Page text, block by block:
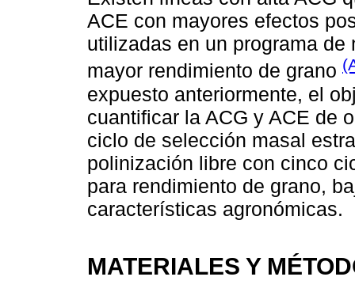
ACE con mayores efectos
utilizadas en un programa
mayor rendimiento de grano
expuesto anteriormente, el
cuantificar la ACG y ACE de
ciclo de selección masal
polinización libre con cinco
para rendimiento de grano,
características agronómicas.
MATERIALES Y